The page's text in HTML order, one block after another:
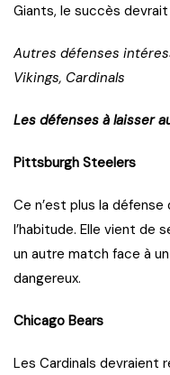
Giants, le succès
Autres défenses
Vikings, Cardinals
Les défenses à laisser
Pittsburgh Steelers
Ce n’est plus la
l’habitude. Elle vient de
un autre match face à
dangereux.
Chicago Bears
Les Cardinals devraient